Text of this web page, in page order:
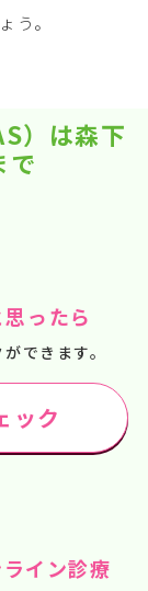
う。
）は森下
で
ったら
できます。
ック
イン診療